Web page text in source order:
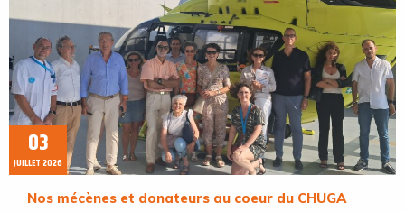
03
JUILLET 2026
Nos mécènes et donateurs au coeur du CHUGA